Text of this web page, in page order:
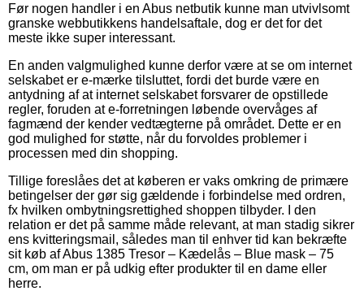
Før nogen handler i en Abus netbutik kunne man utvivlsomt
granske webbutikkens handelsaftale, dog er det for det
meste ikke super interessant.
En anden valgmulighed kunne derfor være at se om internet
selskabet er e-mærke tilsluttet, fordi det burde være en
antydning af at internet selskabet forsvarer de opstillede
regler, foruden at e-forretningen løbende overvåges af
fagmænd der kender vedtægterne på området. Dette er en
god mulighed for støtte, når du forvoldes problemer i
processen med din shopping.
Tillige foreslåes det at køberen er vaks omkring de primære
betingelser der gør sig gældende i forbindelse med ordren,
fx hvilken ombytningsrettighed shoppen tilbyder. I den
relation er det på samme måde relevant, at man stadig sikrer
ens kvitteringsmail, således man til enhver tid kan bekræfte
sit køb af Abus 1385 Tresor – Kædelås – Blue mask – 75
cm, om man er på udkig efter produkter til en dame eller
herre.